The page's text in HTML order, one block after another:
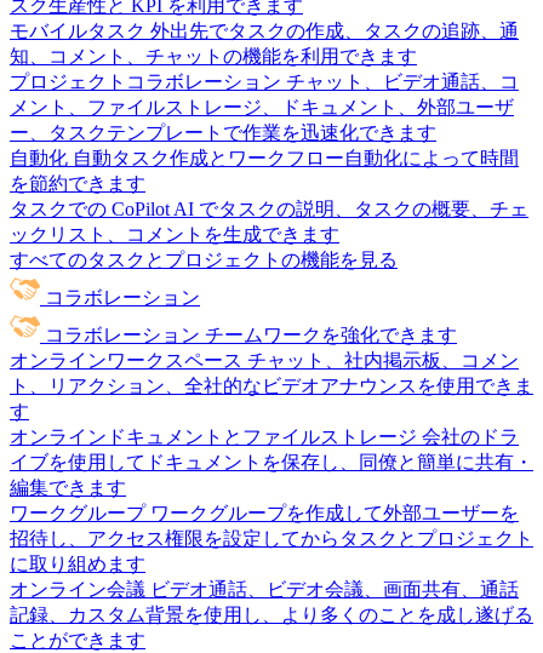
スク生産性と KPI を利用できます
モバイルタスク 外出先でタスクの作成、タスクの追跡、通
知、コメント、チャットの機能を利用できます
プロジェクトコラボレーション チャット、ビデオ通話、コ
メント、ファイルストレージ、ドキュメント、外部ユーザ
ー、タスクテンプレートで作業を迅速化できます
自動化 自動タスク作成とワークフロー自動化によって時間
を節約できます
タスクでの CoPilot AI でタスクの説明、タスクの概要、チェ
ックリスト、コメントを生成できます
すべてのタスクとプロジェクトの機能を見る
コラボレーション
コラボレーション チームワークを強化できます
オンラインワークスペース チャット、社内掲示板、コメン
ト、リアクション、全社的なビデオアナウンスを使用できま
す
オンラインドキュメントとファイルストレージ 会社のドラ
イブを使用してドキュメントを保存し、同僚と簡単に共有・
編集できます
ワークグループ ワークグループを作成して外部ユーザーを
招待し、アクセス権限を設定してからタスクとプロジェクト
に取り組めます
オンライン会議 ビデオ通話、ビデオ会議、画面共有、通話
記録、カスタム背景を使用し、より多くのことを成し遂げる
ことができます